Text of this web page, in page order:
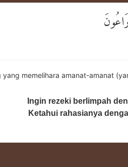
yang memelihara amanat-amanat
Ingin rezeki berlimpah
Ketahui rahasianya